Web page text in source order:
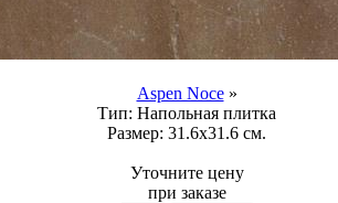
Aspen Noce»
Тип: Напольная плитка
Размер: 31.6x31.6 см.
Уточните цену
при заказе